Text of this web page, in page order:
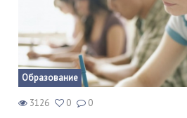
Образование
3126 0 0